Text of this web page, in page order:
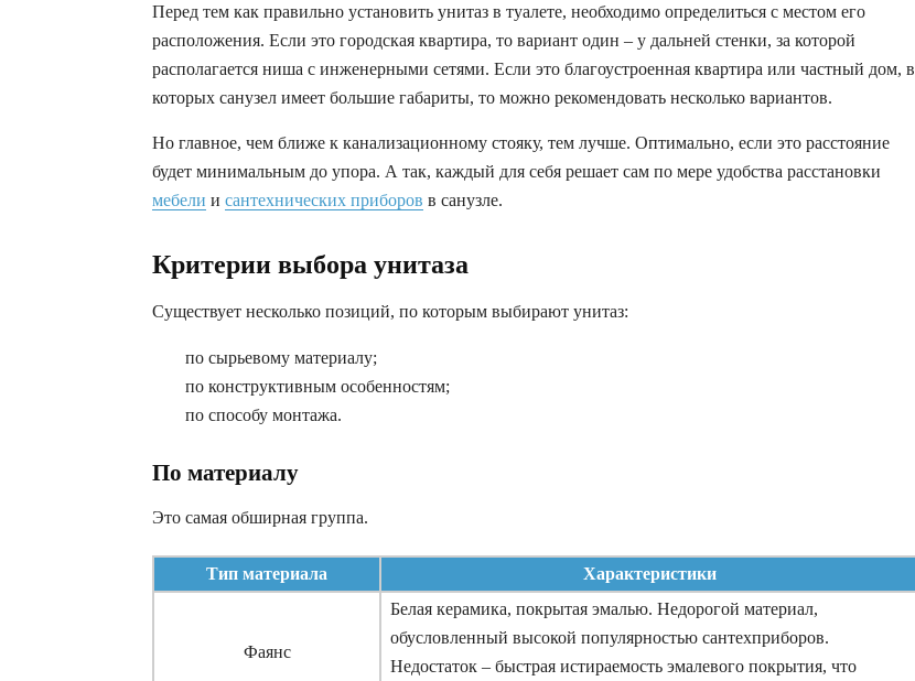
Перед тем как правильно установить унитаз в туалете, необходимо определиться с местом его
расположения. Если это городская квартира, то вариант один – у дальней стенки, за которой
располагается ниша с инженерными сетями. Если это благоустроенная квартира или частный дом, в
которых санузел имеет большие габариты, то можно рекомендовать несколько вариантов.
Но главное, чем ближе к канализационному стояку, тем лучше. Оптимально, если это расстояние
будет минимальным до упора. А так, каждый для себя решает сам по мере удобства расстановки
мебели и сантехнических приборов в санузле.
Критерии выбора унитаза
Существует несколько позиций, по которым выбирают унитаз:
по сырьевому материалу;
по конструктивным особенностям;
по способу монтажа.
По материалу
Это самая обширная группа.
Тип материала Характеристики
Фаянс
Белая керамика, покрытая эмалью. Недорогой материал,
обусловленный высокой популярностью сантехприборов.
Недостаток – быстрая истираемость эмалевого покрытия, что